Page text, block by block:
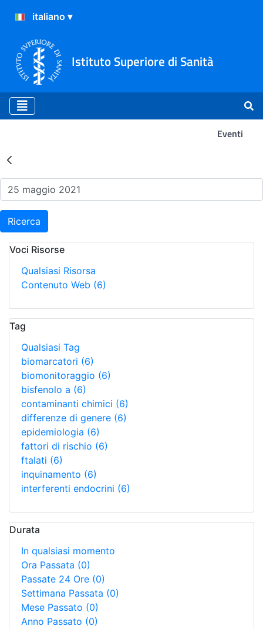
Istituto Superiore di Sanità
Eventi
Risultati della Ricerca -
Ricerca
Voci Risorse
Qualsiasi Risorsa
Contenuto Web (6)
Tag
Qualsiasi Tag
biomarcatori (6)
biomonitoraggio (6)
bisfenolo a (6)
contaminanti chimici (6)
differenze di genere (6)
epidemiologia (6)
fattori di rischio (6)
ftalati (6)
inquinamento (6)
interferenti endocrini (6)
Durata
In qualsiasi momento
Ora Passata (0)
Passate 24 Ore (0)
Settimana Passata (0)
Mese Passato (0)
Anno Passato (0)